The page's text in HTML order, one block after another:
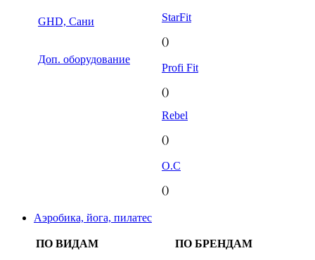
GHD, Сани
Доп. оборудование
StarFit
()
Profi Fit
()
Rebel
()
O.C
()
Аэробика, йога, пилатес
ПО ВИДАМ ПО БРЕНДАМ